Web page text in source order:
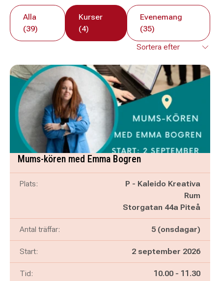
Alla
(39)
Kurser
(4)
Evenemang
(35)
Mums-kören med Emma Bogren
Plats:
P - Kaleido Kreativa
Rum
Storgatan 44a Piteå
Antal träffar: 5 (onsdagar)
Start: 2 september 2026
Tid: Pågår mellan
10.00 - och
11.30